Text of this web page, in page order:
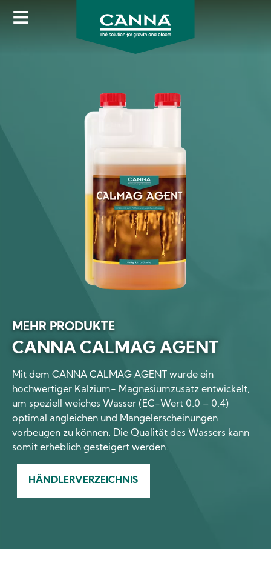
Direkt
MEHR PRODUKTE
CANNA CALMAG AGENT
Mit dem CANNA CALMAG AGENT wurde ein
hochwertiger Kalzium- Magnesiumzusatz entwickelt,
um speziell weiches Wasser (EC-Wert 0.0 – 0.4)
optimal angleichen und Mangelerscheinungen
vorbeugen zu können. Die Qualität des Wassers kann
somit erheblich gesteigert werden.
HÄNDLERVERZEICHNIS